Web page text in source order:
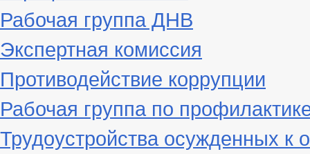
Рабочая группа ДНВ
Экспертная комиссия
Противодействие коррупции
Рабочая группа по
Трудоустройства осужденных